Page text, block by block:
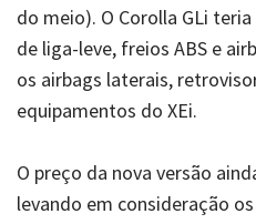
do meio). O Corolla GLi
de liga-leve, freios ABS e
os airbags laterais,
equipamentos do XEi.
O preço da nova versão
levando em consideração